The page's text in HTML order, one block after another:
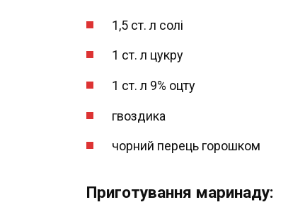
1,5 ст. л солі
1 ст. л цукру
1 ст. л 9% оцту
гвоздика
чорний перець горошком
Приготування маринаду: